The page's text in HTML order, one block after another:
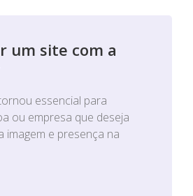
um site com a
essencial para
ou empresa que deseja
imagem e presença na